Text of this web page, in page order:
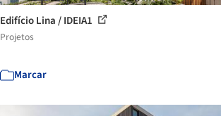
Edifício Lina / IDEIA1
Projetos
Marcar